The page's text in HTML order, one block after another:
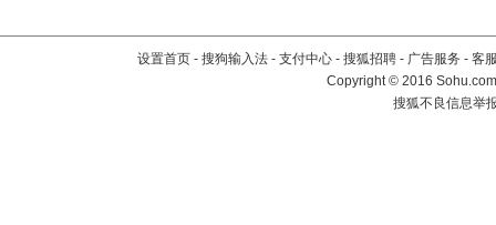
设置首页 - 搜狗输入法 - 支付中心 - 搜狐招聘 - 广告服务 - 客
Copyright©2016
搜狐不良信息举